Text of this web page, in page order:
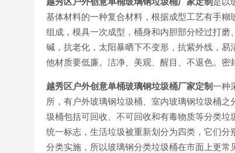
基体材料的一种复合材料，根据成型工艺有手
组成，模具一次成型，桶身和内胆部分经过打
碱，抗老化，太阳暴晒下不变形，抗紫外线，
他材质要低廉。洁净、美观、醒目、不退色。密
越秀区户外创意单桶玻璃钢垃圾桶厂家定制一种
所，有户外玻璃钢垃圾桶、室内玻璃钢垃圾桶
圾桶包括可回收、不可回收和有毒物质等分类
统一标志，生活垃圾被重新划分为四类，它们
分类实施，所以玻璃钢分类垃圾桶在市面上更常